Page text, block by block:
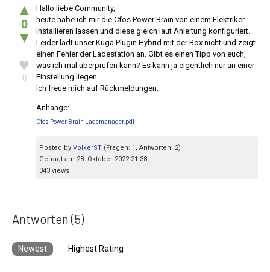
▲
0
▼
♥
0
Hallo liebe Community,
heute habe ich mir die Cfos Power Brain von einem Elektriker
installieren lassen und diese gleich laut Anleitung konfiguriert.
Leider lädt unser Kuga Plugin Hybrid mit der Box nicht und zeigt
einen Fehler der Ladestation an. Gibt es einen Tipp von euch,
was ich mal überprüfen kann? Es kann ja eigentlich nur an einer
Einstellung liegen.
Ich freue mich auf Rückmeldungen.
Anhänge:
Cfos Power Brain Lademanager.pdf
Posted by VolkerST (Fragen: 1, Antworten: 2)
Gefragt am 28. Oktober 2022 21:38
343 views
Antworten(5)
Newest Highest Rating